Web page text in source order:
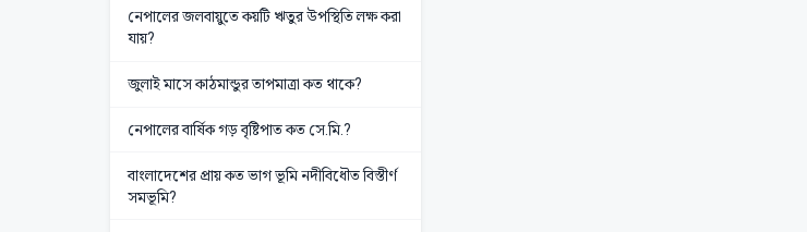
নেপালের জলবায়ুতে কয়টি ঋতুর উপস্থিতি লক্ষ করা
যায়?
জুলাই মাসে কাঠমান্ডুর তাপমাত্রা কত থাকে?
নেপালের বার্ষিক গড় বৃষ্টিপাত কত সে.মি.?
বাংলাদেশের প্রায় কত ভাগ ভূমি নদীবিধৌত বিস্তীর্ণ
সমভূমি?